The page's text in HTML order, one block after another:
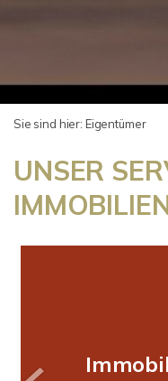
Sie sind hier: Eigentümer
UNSER